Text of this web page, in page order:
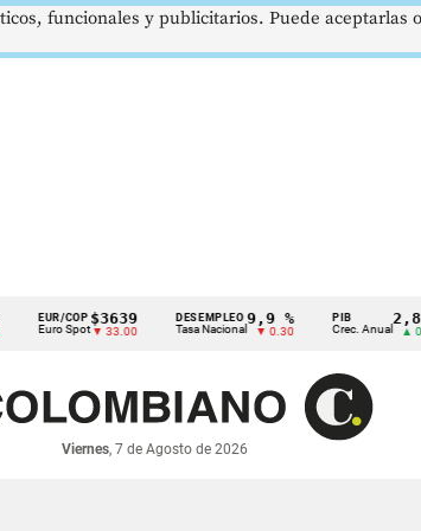
COP
Spot
$3639
▼ 33.00
DESEMPLEO
Tasa Nacional
9,9 %
▼ 0.30
PIB
Crec. Anual
2,8 %
▲ 0.10
Viernes, 7 de Agosto de 2026
funcionales y publicitarios. Puede aceptarlas